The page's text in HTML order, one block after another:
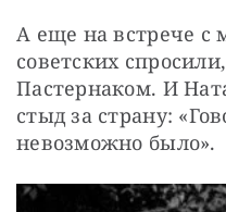
А еще на встрече с
советских
Пастернаком. И
стыд за страну:
невозможно было».